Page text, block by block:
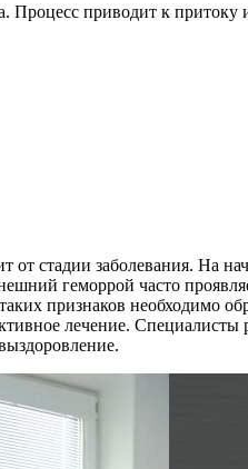
приводит к
стадии заболевания. На
геморрой часто
признаков необходимо
лечение. Специалисты